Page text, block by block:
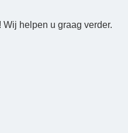
helpen u graag verder.